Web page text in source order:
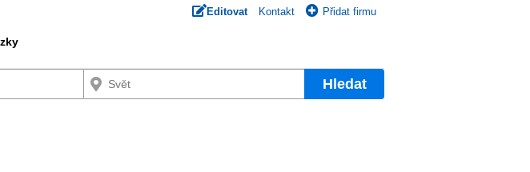
Editovat Kontakt Přidat firmu
Hledat